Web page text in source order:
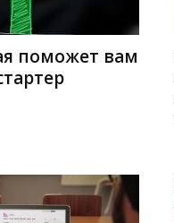
поможет вам